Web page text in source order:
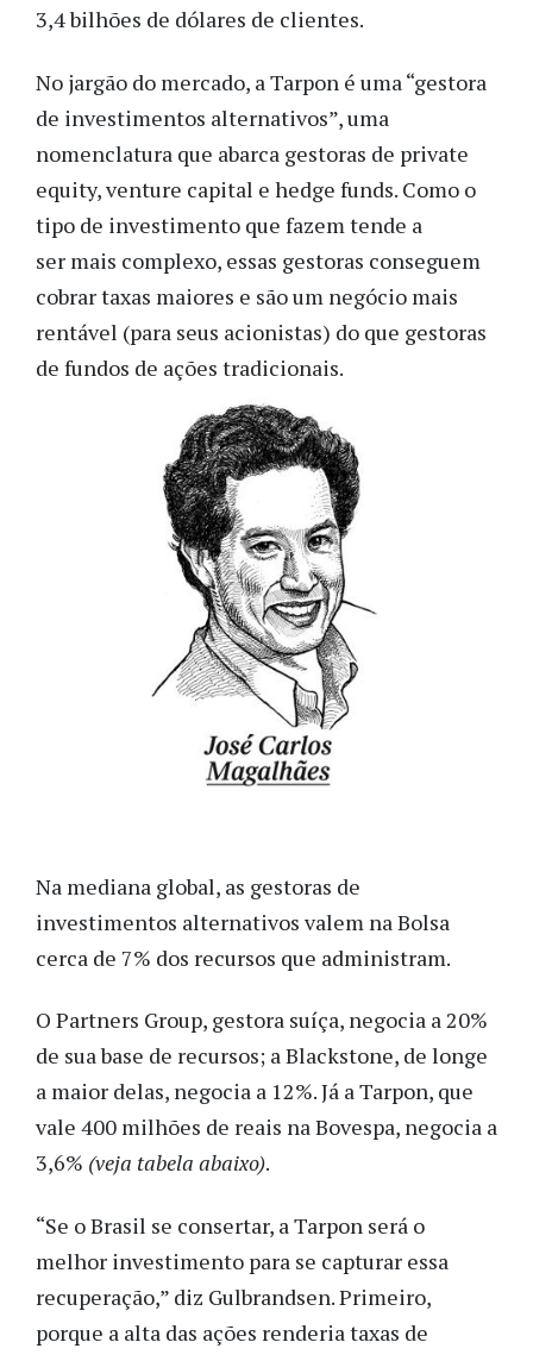
3,4 bilhões de dólares de clientes.
No jargão do mercado, a Tarpon é uma “gestora
de investimentos alternativos”, uma
nomenclatura que abarca gestoras de private
equity, venture capital e hedge funds. Como o
tipo de investimento que fazem tende a
ser mais complexo, essas gestoras conseguem
cobrar taxas maiores e são um negócio mais
rentável (para seus acionistas) do que gestoras
de fundos de ações tradicionais.
Na mediana global, as gestoras de
investimentos alternativos valem na Bolsa
cerca de 7% dos recursos que administram.
O Partners Group, gestora suíça, negocia a 20%
de sua base de recursos; a Blackstone, de longe
a maior delas, negocia a 12%. Já a Tarpon, que
vale 400 milhões de reais na Bovespa, negocia a
3,6% (veja tabela abaixo).
“Se o Brasil se consertar, a Tarpon será o
melhor investimento para se capturar essa
recuperação,” diz Gulbrandsen. Primeiro,
porque a alta das ações renderia taxas de